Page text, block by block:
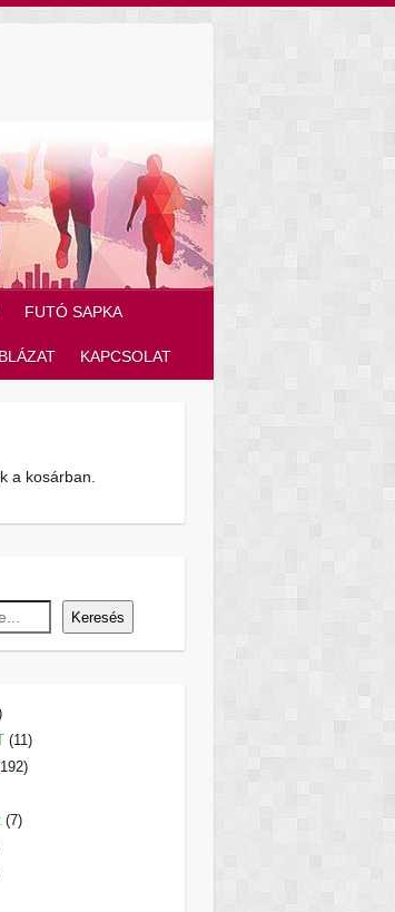
FUTÓ SAPKA
KAPCSOLAT
a kosárban.
Keresés
1111
termék
192192
77